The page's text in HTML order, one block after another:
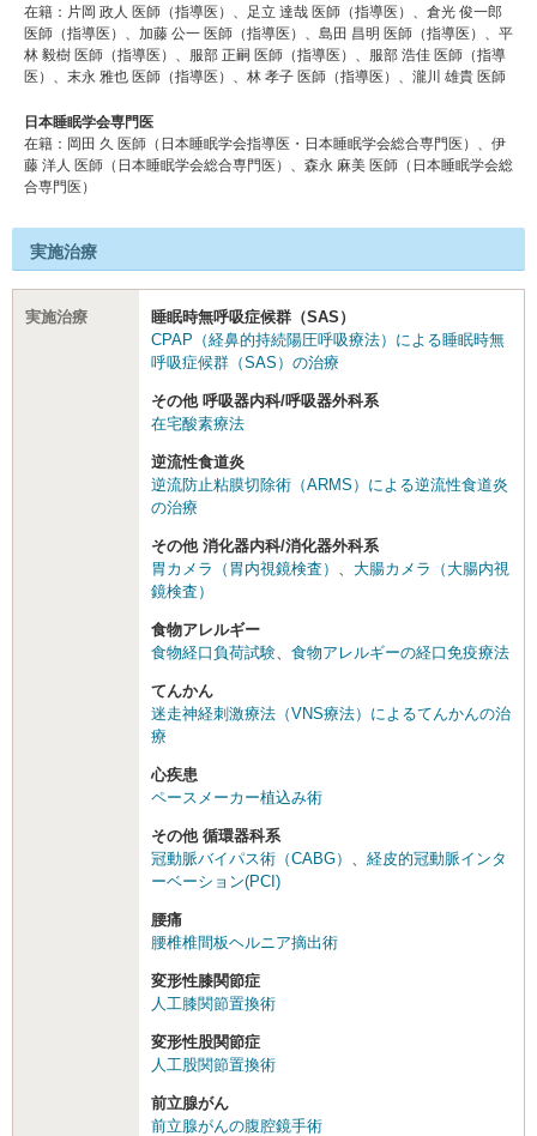
在籍：⽚岡 政人 医師（指導医）、⾜⽴ 達哉 医師（指導医）、倉光 俊⼀郎
医師（指導医）、加藤 公⼀ 医師（指導医）、島⽥ 昌明 医師（指導医）、平
林 毅樹 医師（指導医）、服部 正嗣 医師（指導医）、服部 浩佳 医師（指導
医）、末永 雅也 医師（指導医）、林 孝⼦ 医師（指導医）、瀧川 雄貴 医師
日本睡眠学会専門医
在籍：岡田 久 医師（日本睡眠学会指導医・日本睡眠学会総合専門医）、伊
藤 洋人 医師（日本睡眠学会総合専門医）、森永 麻美 医師（日本睡眠学会総
合専門医）
実施治療
実施治療
睡眠時無呼吸症候群（SAS）
CPAP（経鼻的持続陽圧呼吸療法）による睡眠時無
呼吸症候群（SAS）の治療
その他 呼吸器内科/呼吸器外科系
在宅酸素療法
逆流性食道炎
逆流防止粘膜切除術（ARMS）による逆流性食道炎
の治療
その他 消化器内科/消化器外科系
胃カメラ（胃内視鏡検査）
大腸カメラ（大腸内視
鏡検査）
食物アレルギー
食物経口負荷試験
食物アレルギーの経口免疫療法
てんかん
迷走神経刺激療法（VNS療法）によるてんかんの治
療
心疾患
ペースメーカー植込み術
その他 循環器科系
冠動脈バイパス術（CABG）
経皮的冠動脈インタ
ーベーション(PCI)
腰痛
腰椎椎間板ヘルニア摘出術
変形性膝関節症
人工膝関節置換術
変形性股関節症
人工股関節置換術
前立腺がん
前立腺がんの腹腔鏡手術